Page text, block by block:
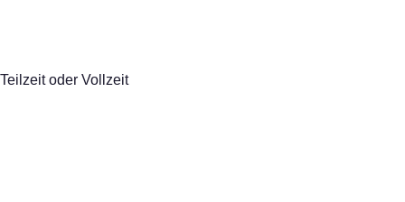
Teilzeit oder Vollzeit